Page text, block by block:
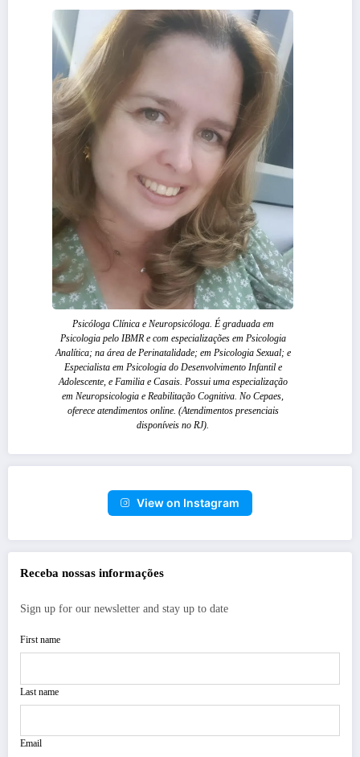
Psicóloga Clínica e Neuropsicóloga. É graduada em
Psicologia pelo IBMR e com especializações em Psicologia
Analítica; na área de Perinatalidade; em Psicologia Sexual; e
Especialista em Psicologia do Desenvolvimento Infantil e
Adolescente, e Familia e Casais. Possui uma especialização
em Neuropsicologia e Reabilitação Cognitiva. No Cepaes,
oferece atendimentos online. (Atendimentos presenciais
disponíveis no RJ).
View on Instagram
Receba nossas informações
Sign up for our newsletter and stay up to date
First name
Last name
Email